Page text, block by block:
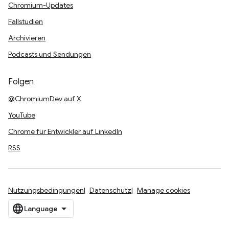
Chromium-Updates
Fallstudien
Archivieren
Podcasts und Sendungen
Folgen
@ChromiumDev auf X
YouTube
Chrome für Entwickler auf LinkedIn
RSS
Nutzungsbedingungen Datenschutz Manage cookies